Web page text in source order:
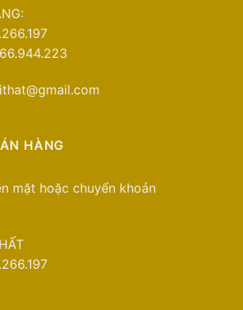
HÀNG
mặt hoặc chuyển khoản